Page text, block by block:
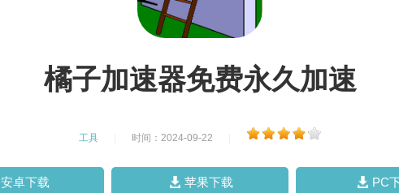
橘子加速器免费永久加速
工具 时间：2024-09-22
安卓下载 苹果下载 PC